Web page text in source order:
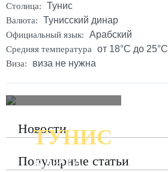
Столица: Тунис
Валюта: Тунисский динар
Официальный язык: Арабский
Средняя температура от 18°C до 25°C
Виза: виза не нужна
ТУНИС
ПОДРОБНАЯ
КАРТА
Новости
Популярные статьи